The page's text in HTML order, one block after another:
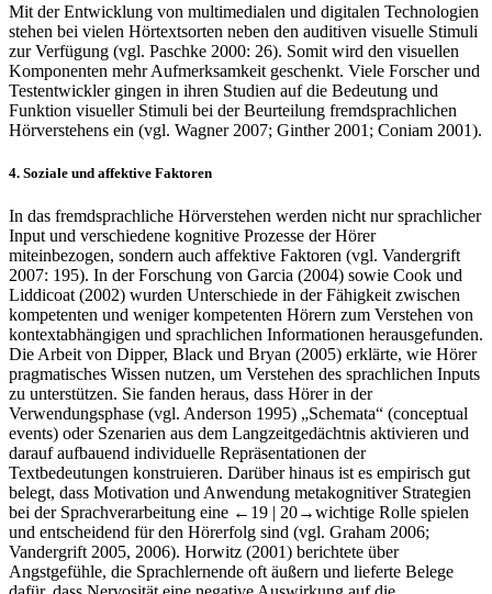
Mit der Entwicklung von multimedialen und digitalen Technologien
stehen bei vielen Hörtextsorten neben den auditiven visuelle Stimuli
zur Verfügung (vgl. Paschke 2000: 26). Somit wird den visuellen
Komponenten mehr Aufmerksamkeit geschenkt. Viele Forscher und
Testentwickler gingen in ihren Studien auf die Bedeutung und
Funktion visueller Stimuli bei der Beurteilung fremdsprachlichen
Hörverstehens ein (vgl. Wagner 2007; Ginther 2001; Coniam 2001).
4. Soziale und affektive Faktoren
In das fremdsprachliche Hörverstehen werden nicht nur sprachlicher
Input und verschiedene kognitive Prozesse der Hörer
miteinbezogen, sondern auch affektive Faktoren (vgl. Vandergrift
2007: 195). In der Forschung von Garcia (2004) sowie Cook und
Liddicoat (2002) wurden Unterschiede in der Fähigkeit zwischen
kompetenten und weniger kompetenten Hörern zum Verstehen von
kontextabhängigen und sprachlichen Informationen herausgefunden.
Die Arbeit von Dipper, Black und Bryan (2005) erklärte, wie Hörer
pragmatisches Wissen nutzen, um Verstehen des sprachlichen Inputs
zu unterstützen. Sie fanden heraus, dass Hörer in der
Verwendungsphase (vgl. Anderson 1995) „Schemata“ (conceptual
events) oder Szenarien aus dem Langzeitgedächtnis aktivieren und
darauf aufbauend individuelle Repräsentationen der
Textbedeutungen konstruieren. Darüber hinaus ist es empirisch gut
belegt, dass Motivation und Anwendung metakognitiver Strategien
bei der Sprachverarbeitung eine ←19 | 20→wichtige Rolle spielen
und entscheidend für den Hörerfolg sind (vgl. Graham 2006;
Vandergrift 2005, 2006). Horwitz (2001) berichtete über
Angstgefühle, die Sprachlernende oft äußern und lieferte Belege